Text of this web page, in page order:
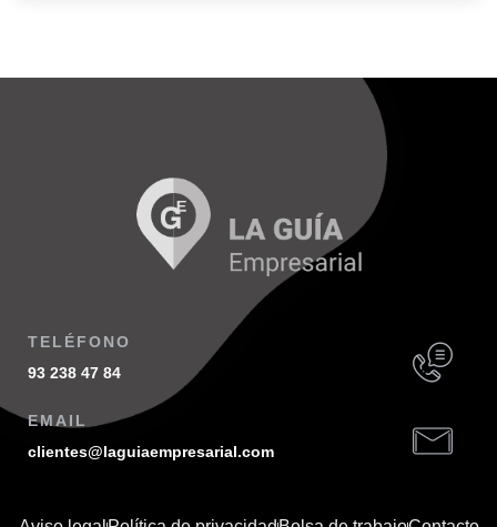
TELÉFONO
93 238 47 84
EMAIL
clientes@laguiaempresarial.com